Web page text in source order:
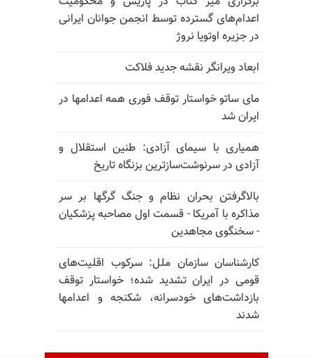
اعدام‌های گسترده توسط انجمن جوانان ایرانی
در جزیره اوتویا نروژ
ابعاد ویرانگر نقشه جدید فلاکت
مای ساتو خواستار توقف فوری همه اعدامها در
ایران شد
همیاری با سیمای آزادی: طنین استقلال و
آزادی در سرنوشت‌سازترین بزنگاه تاریخ
بالا‌گرفتن بحران نظام و جنگ گرگها بر سر
مذاکره با آمریکا - قسمت اول مصاحبه پزشکیان
- سخنگوی مجاهدین
کارشناسان سازمان ملل: سرکوب اقلیت‌های
قومی در ایران تشدید شده؛ خواستار توقف
بازداشت‌های خودسرانه، شکنجه و اعدامها
شدند